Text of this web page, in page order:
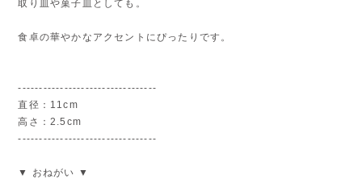
取り皿や菓子皿としても。
食卓の華やかなアクセントにぴったりです。
---------------------------------
直径：11cm
高さ：2.5cm
---------------------------------
▼ おねがい ▼